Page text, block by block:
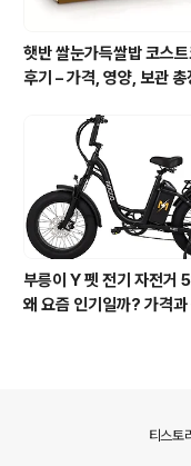
햇반 쌀눈가득쌀밥 코스
후기 – 가격, 영양, 보관 총
부릉이 Y 펫 전기 자전거
왜 요즘 인기일까? 가격과
티스토